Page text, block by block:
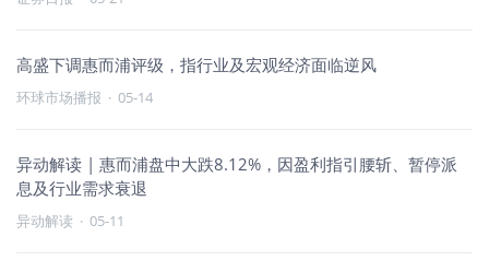
高盛下调惠而浦评级，指行业及宏观经济面临逆风
环球市场播报 · 05-14
异动解读 | 惠而浦盘中大跌8.12%，因盈利指引腰斩、暂停派
息及行业需求衰退
异动解读 · 05-11